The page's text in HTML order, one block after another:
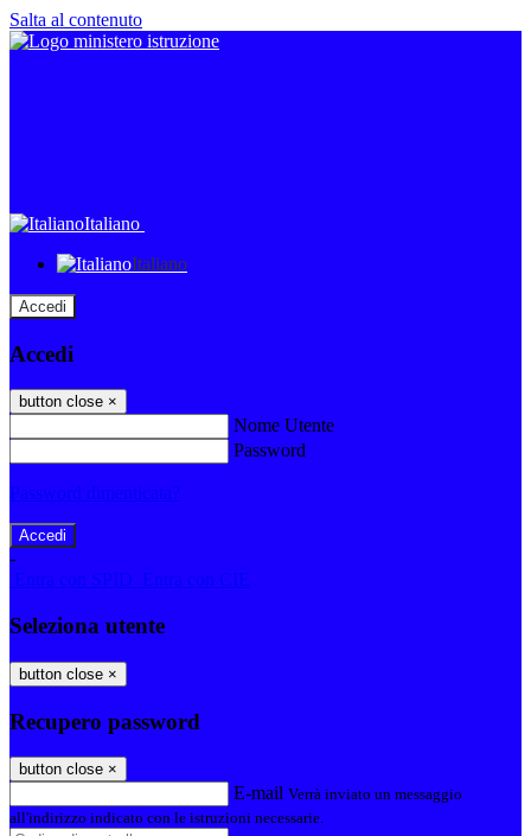
Salta al contenuto
Italiano
Italiano
Accedi
Accedi
button close ×
Nome Utente
Password
Password dimenticata?
-
Entra con SPID
Entra con CIE
Seleziona utente
button close ×
Recupero password
button close ×
E-mail Verrà inviato un messaggio
all'indirizzo indicato con le istruzioni necessarie.